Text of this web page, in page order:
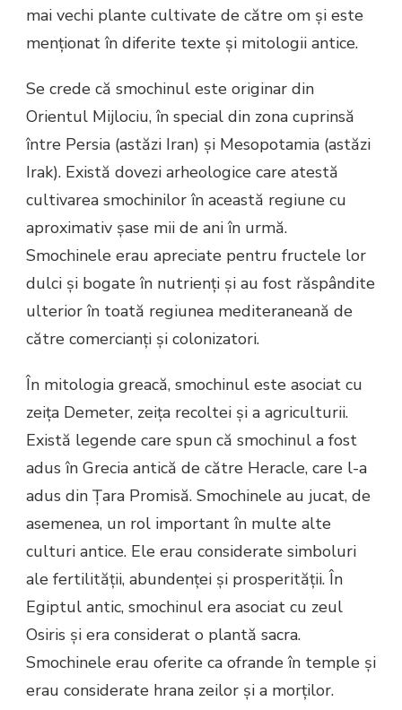
mai vechi plante cultivate de către om și este
menționat în diferite texte și mitologii antice.
Se crede că smochinul este originar din
Orientul Mijlociu, în special din zona cuprinsă
între Persia (astăzi Iran) și Mesopotamia (astăzi
Irak). Există dovezi arheologice care atestă
cultivarea smochinilor în această regiune cu
aproximativ șase mii de ani în urmă.
Smochinele erau apreciate pentru fructele lor
dulci și bogate în nutrienți și au fost răspândite
ulterior în toată regiunea mediteraneană de
către comercianți și colonizatori.
În mitologia greacă, smochinul este asociat cu
zeița Demeter, zeița recoltei și a agriculturii.
Există legende care spun că smochinul a fost
adus în Grecia antică de către Heracle, care l-a
adus din Țara Promisă. Smochinele au jucat, de
asemenea, un rol important în multe alte
culturi antice. Ele erau considerate simboluri
ale fertilității, abundenței și prosperității. În
Egiptul antic, smochinul era asociat cu zeul
Osiris și era considerat o plantă sacra.
Smochinele erau oferite ca ofrande în temple și
erau considerate hrana zeilor și a morților.